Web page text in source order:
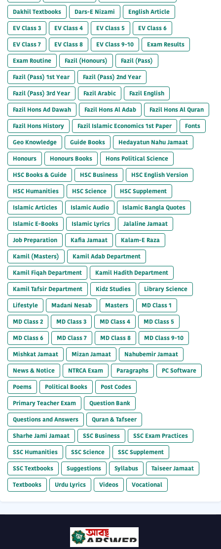
Dakhil Textbooks
Dars-E Nizami
English Article
EV Class 3
EV Class 4 EV Class 5
EV Class 6
EV Class 7
EV Class 8 EV Class 9-10
Exam Results
Exam Routine
Fazil (Honours)
Fazil (Pass)
Fazil (Pass) 1st Year
Fazil (Pass) 2nd Year
Fazil (Pass) 3rd Year
Fazil Arabic
Fazil English
Fazil Hons Ad Dawah
Fazil Hons Al Adab
Fazil Hons Al Quran
Fazil Hons History
Fazil Islamic Economics 1st Paper
Fonts
Geo Knowledge
Guide Books
Hedayatun Nahu Jamaat
Honours
Honours Books
Hons Political Science
HSC Books & Guide
HSC Business
HSC English Version
HSC Humanities
HSC Science
HSC Supplement
Islamic Articles
Islamic Audio
Islamic Bangla Quotes
Islamic E-Books
Islamic Lyrics
Jalaline Jamaat
Job Preparation
Kafia Jamaat
Kalam-E Raza
Kamil (Masters)
Kamil Adab Department
Kamil Fiqah Department
Kamil Hadith Department
Kamil Tafsir Department
Kidz Studies
Library Science
Lifestyle
Madani Nesab Masters
MD Class 1
MD Class 2
MD Class 3 MD Class 4
MD Class 5
MD Class 6
MD Class 7 MD Class 8
MD Class 9-10
Mishkat Jamaat
Mizan Jamaat
Nahubemir Jamaat
News & Notice
NTRCA Exam Paragraphs
PC Software
Poems
Political Books
Post Codes
Primary Teacher Exam
Question Bank
Questions and Answers
Quran & Tafseer
Sharhe Jami Jamaat
SSC Business
SSC Exam Practices
SSC Humanities
SSC Science
SSC Supplement
SSC Textbooks
Suggestions Syllabus
Taiseer Jamaat
Textbooks
Urdu Lyrics Videos Vocational